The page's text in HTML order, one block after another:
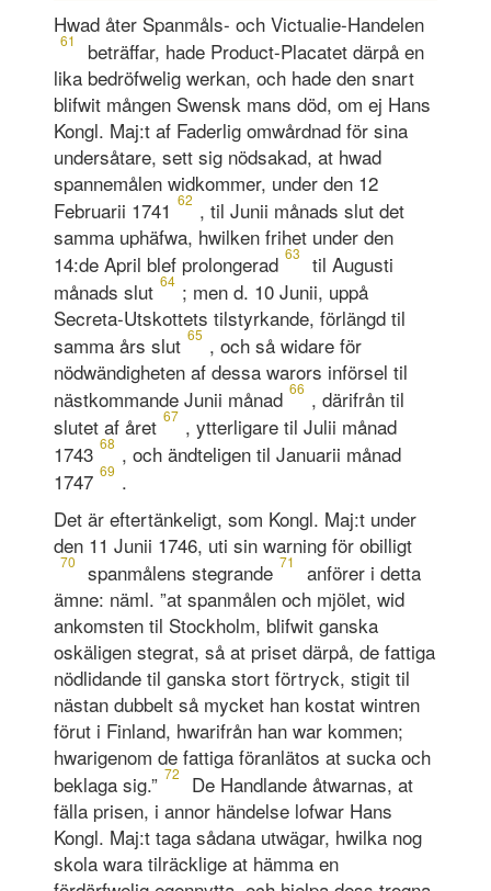
Hwad åter Spanmåls- och Victualie-Handelen
61
beträffar, hade Product-Placatet därpå en
lika bedröfwelig werkan, och hade den snart
blifwit mången Swensk mans död, om ej Hans
Kongl. Maj:t af Faderlig omwårdnad för sina
undersåtare, sett sig nödsakad, at hwad
spannemålen widkommer, under den 12
Februarii 1741 62 , til Junii månads slut det
samma uphäfwa, hwilken frihet under den
14:de April blef prolongerad 63
til Augusti
månads slut 64 ; men d. 10 Junii, uppå
Secreta-Utskottets tilstyrkande, förlängd til
samma års slut 65 , och så widare för
nödwändigheten af dessa warors införsel til
nästkommande Junii månad 66 , därifrån til
slutet af året 67 , ytterligare til Julii månad
1743 68 , och ändteligen til Januarii månad
1747 69 .
Det är eftertänkeligt, som Kongl. Maj:t under
den 11 Junii 1746, uti sin warning för obilligt
70 spanmålens stegrande 71
anförer i detta
ämne: näml. ”at spanmålen och mjölet, wid
ankomsten til Stockholm, blifwit ganska
oskäligen stegrat, så at priset därpå, de fattiga
nödlidande til ganska stort förtryck, stigit til
nästan dubbelt så mycket han kostat wintren
förut i Finland, hwarifrån han war kommen;
hwarigenom de fattiga föranlätos at sucka och
beklaga sig.” 72
De Handlande åtwarnas, at
fälla prisen, i annor händelse lofwar Hans
Kongl. Maj:t taga sådana utwägar, hwilka nog
skola wara tilräcklige at hämma en